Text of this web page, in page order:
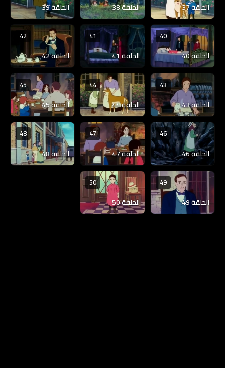
الحلقة 37 الحلقة 38 الحلقة 39
40
الحلقة 40
41
الحلقة 41
42
الحلقة 42
43
الحلقة 43
44
الحلقة 44
45
الحلقة 45
46
الحلقة 46
47
الحلقة 47
48
الحلقة 48
49
الحلقة 49
50
الحلقة 50